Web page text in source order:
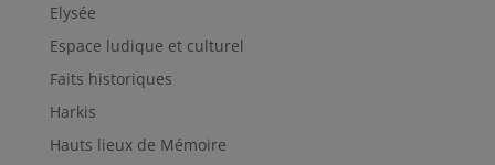
Elysée
Espace ludique et culturel
Faits historiques
Harkis
Hauts lieux de Mémoire